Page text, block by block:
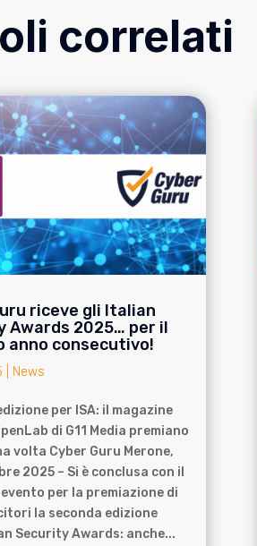
correlati
riceve gli Italian
Awards 2025… per il
anno consecutivo!
News
per ISA: il magazine
di G11 Media premiano
volta Cyber Guru Merone,
2025 – Si è conclusa con il
per la premiazione di
la seconda edizione
Security Awards: anche...